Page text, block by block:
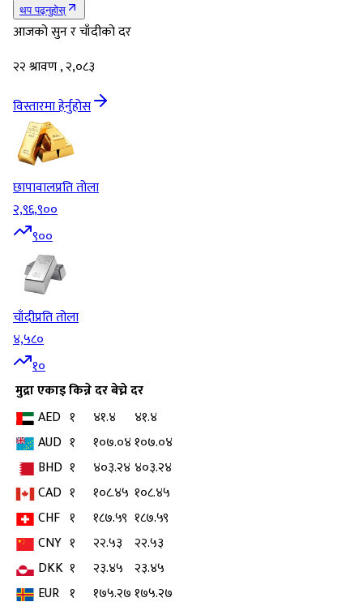
थप पढ्नुहोस्
आजको सुन र चाँदीको दर
२२ श्रावण , २,०८३
विस्तारमा हेर्नुहोस
छापावालप्रति तोला
२,९६,९००
९००
चाँदीप्रति तोला
४,५८०
१०
मुद्राएकाइकिन्ने दरबेच्ने दर
AED १ ४१.४
४१.४
AUD १ १०७.०४१०७.०४
BHD १ ४०३.२४ ४०३.२४
CAD १ १०८.४५ १०८.४५
CHF १ १८७.५९ १८७.५९
CNY १ २२.५३
२२.५३
DKK १ २३.४५ २३.४५
EUR १ १७५.२७१७५.२७